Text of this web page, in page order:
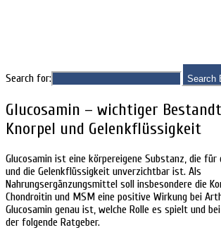
Search for: Search
Glucosamin – wichtiger
Knorpel und Gelenkflüssigkeit
Glucosamin ist eine körpereigene Substanz, die für
und die Gelenkflüssigkeit unverzichtbar ist. Als
Nahrungsergänzungsmittel soll insbesondere die
Chondroitin und MSM eine positive Wirkung bei
Glucosamin genau ist, welche Rolle es spielt und
der folgende Ratgeber.